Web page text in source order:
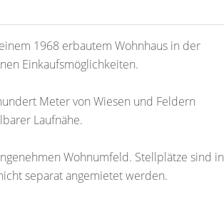
1968 erbautem Wohnhaus in der
Einkaufsmöglichkeiten.
Meter von Wiesen und Feldern
Laufnähe.
Wohnumfeld. Stellplätze sind in
separat angemietet werden.